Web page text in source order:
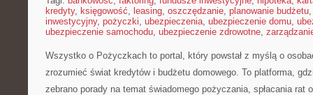
kredyty, księgowość, leasing, oszczędzanie, planowanie budżetu
inwestycyjny, pożyczki, ubezpieczenia, ubezpieczenie domu,
ubezpieczenie samochodu, ubezpieczenie zdrowotne,
Wszystko o Pożyczkach to portal, który powstał z myślą o
zrozumieć świat kredytów i budżetu domowego. To platforma,
zebrano porady na temat świadomego pożyczania, spłacania rat